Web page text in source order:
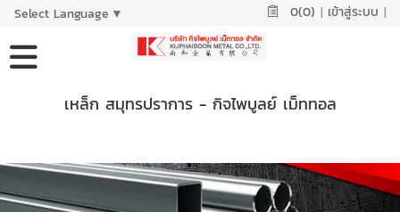
Select Language ▼ 0(0) | เข้าสู่ระบบ |
เหล็ก สมุทรปราการ - กิจไพบูลย์ เม็ททอล